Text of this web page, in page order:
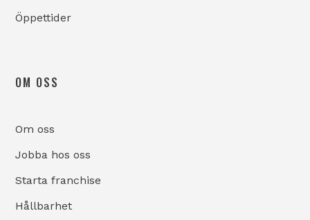
Öppettider
OM OSS
Om oss
Jobba hos oss
Starta franchise
Hållbarhet